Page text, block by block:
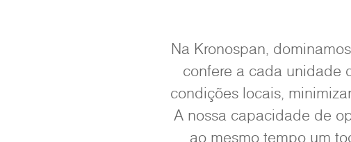
Na Kronospan,
confere a cada unidade
condições locais,
A nossa capacidade de
ao mesmo tempo um